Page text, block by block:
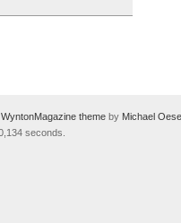
WyntonMagazine theme by Michael
seconds.